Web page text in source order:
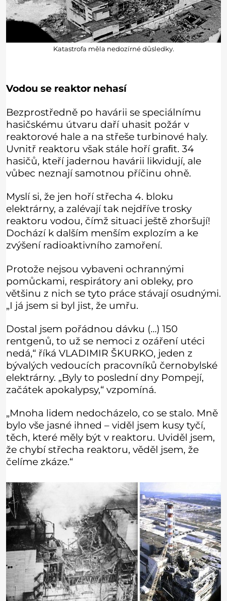
Katastrofa měla nedozírné důsledky.
Vodou se reaktor nehasí
Bezprostředně po havárii se speciálnímu
hasičskému útvaru daří uhasit požár v
reaktorové hale a na střeše turbinové haly.
Uvnitř reaktoru však stále hoří graﬁt. 34
hasičů, kteří jadernou havárii likvidují, ale
vůbec neznají samotnou příčinu ohně.
Myslí si, že jen hoří střecha 4. bloku
elektrárny, a zalévají tak nejdříve trosky
reaktoru vodou, čímž situaci ještě zhoršují!
Dochází k dalším menším explozím a ke
zvýšení radioaktivního zamoření.
Protože nejsou vybaveni ochrannými
pomůckami, respirátory ani obleky, pro
většinu z nich se tyto práce stávají osudnými.
„I já jsem si byl jist, že umřu.
Dostal jsem pořádnou dávku (…) 150
rentgenů, to už se nemoci z ozáření utéci
nedá,“ říká VLADIMIR ŠKURKO, jeden z
bývalých vedoucích pracovníků černobylské
elektrárny. „Byly to poslední dny Pompejí,
začátek apokalypsy,“ vzpomíná.
„Mnoha lidem nedocházelo, co se stalo. Mně
bylo vše jasné ihned – viděl jsem kusy tyčí,
těch, které měly být v reaktoru. Uviděl jsem,
že chybí střecha reaktoru, věděl jsem, že
čelíme zkáze.“